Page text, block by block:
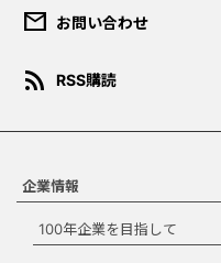
このコンテンツは、報道
にのみご使用いただく
グ、商品化などの商業目
ドする場合は、本規約を
mail お問い合わせ
rss_feed RSS購読
企業情報
100年企業を目指して